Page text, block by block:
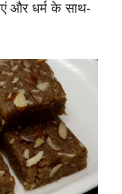
और धर्म के साथ-